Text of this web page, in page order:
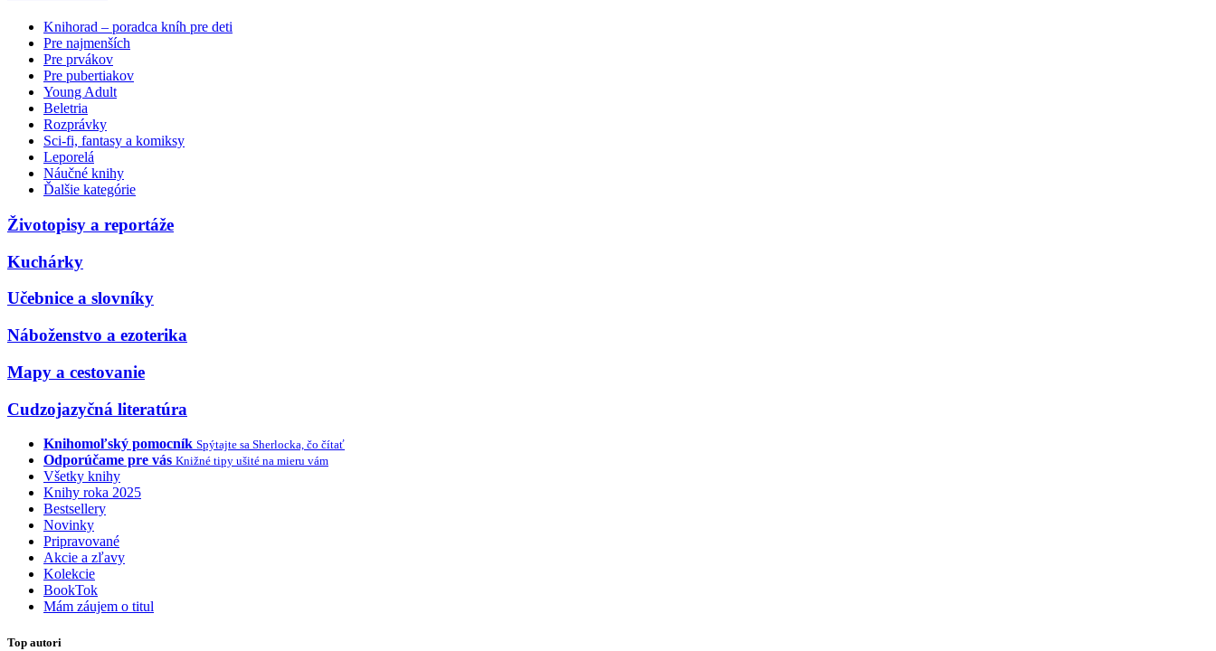
Knihorad – poradca kníh pre deti
Pre najmenších
Pre prvákov
Pre pubertiakov
Young Adult
Beletria
Rozprávky
Sci-fi, fantasy a komiksy
Leporelá
Náučné knihy
Ďalšie kategórie
Životopisy a reportáže
Kuchárky
Učebnice a slovníky
Náboženstvo a ezoterika
Mapy a cestovanie
Cudzojazyčná literatúra
Knihomoľský pomocník Spýtajte sa Sherlocka, čo čítať
Odporúčame pre vás Knižné tipy ušité na mieru vám
Všetky knihy
Knihy roka 2025
Bestsellery
Novinky
Pripravované
Akcie a zľavy
Kolekcie
BookTok
Mám záujem o titul
Top autori